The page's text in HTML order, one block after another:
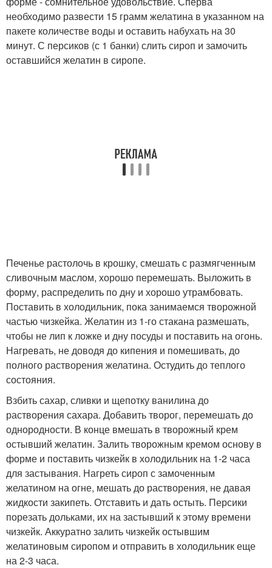
необходимо развести 15 грамм желатина в указанном на
пакете количестве воды и оставить набухать на 30
минут. С персиков (с 1 банки) слить сироп и замочить
оставшийся желатин в сиропе.
Печенье растолочь в крошку, смешать с размягченным
сливочным маслом, хорошо перемешать. Выложить в
форму, распределить по дну и хорошо утрамбовать.
Поставить в холодильник, пока занимаемся творожной
частью чизкейка. Желатин из 1-го стакана размешать,
чтобы не лип к ложке и дну посуды и поставить на огонь.
Нагревать, не доводя до кипения и помешивать, до
полного растворения желатина. Остудить до теплого
состояния.
Взбить сахар, сливки и щепотку ванилина до
растворения сахара. Добавить творог, перемешать до
однородности. В конце вмешать в творожный крем
остывший желатин. Залить творожным кремом основу в
форме и поставить чизкейк в холодильник на 1-2 часа
для застывания. Нагреть сироп с замоченным
желатином на огне, мешать до растворения, не давая
жидкости закипеть. Отставить и дать остыть. Персики
порезать дольками, их на застывший к этому времени
чизкейк. Аккуратно залить чизкейк остывшим
желатиновым сиропом и отправить в холодильник еще
на 2-3 часа.